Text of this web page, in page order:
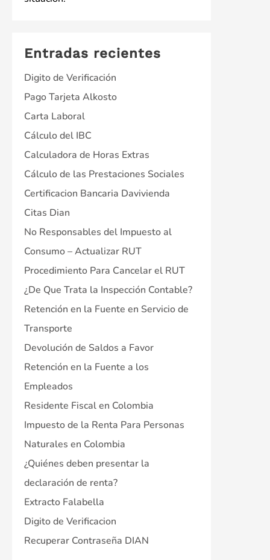
Entradas recientes
Digito de Verificación
Pago Tarjeta Alkosto
Carta Laboral
Cálculo del IBC
Calculadora de Horas Extras
Cálculo de las Prestaciones Sociales
Certificacion Bancaria Davivienda
Citas Dian
No Responsables del Impuesto al
Consumo – Actualizar RUT
Procedimiento Para Cancelar el RUT
¿De Que Trata la Inspección Contable?
Retención en la Fuente en Servicio de
Transporte
Devolución de Saldos a Favor
Retención en la Fuente a los
Empleados
Residente Fiscal en Colombia
Impuesto de la Renta Para Personas
Naturales en Colombia
¿Quiénes deben presentar la
declaración de renta?
Extracto Falabella
Digito de Verificacion
Recuperar Contraseña DIAN